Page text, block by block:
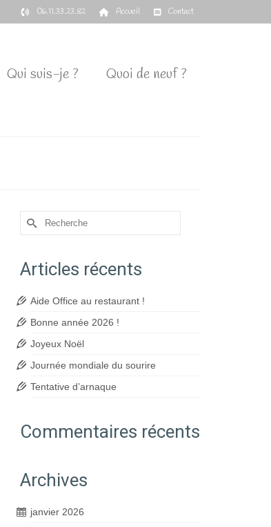
06.11.33.23.82 Accueil Contact
Qui suis-je ? Quoi de neuf ?
Rechercher :
Articles récents
Aide Office au restaurant !
Bonne année 2026 !
Joyeux Noël
Journée mondiale du sourire
Tentative d’arnaque
Commentaires récents
Archives
janvier 2026